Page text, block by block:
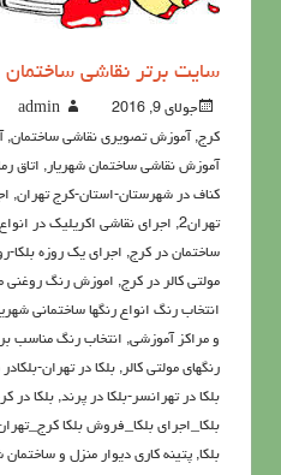
سايت برتر نقاشی ساختمان
جولای 9, 2016 admin
کرج, آموزش تصویری نقاشی ساختمان,
آموزش نقاشی ساختمان شهریار, اتاق
کناف در شهرستان-استان-کرج تهران,
تهران2 , اجرای نقاشی اکریلیک در
ساختمان در کرج, اجرای یک روزه بلکا-
مولتی کالر در کرج, اموزش رنگ روغنی
انتخاب رنگ انواع رنگها ساختمانی
و مراکز آموزشی, انتخاب رنگ مناسب
رنگهای مولتی کالر, بلکا در تهران-
بلکا در تهرانسر-بلکا در پرند, بلکا در
بلکا_اجرای بلکا_فروش بلکا
بلکا, پتينه کاري ديوار منزل و ساختمان